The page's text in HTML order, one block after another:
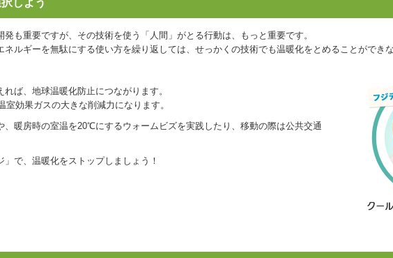
しよう
も重要ですが、その技術を使う「人間」がとる行動は、もっと重要です。
ルギーを無駄にする使い方を繰り返しては、せっかくの技術でも温暖化をとめることができ
ば、地球温暖化防止につながります。
効果ガスの大きな削減力になります。
暖房時の室温を20℃にするウォームビズを実践したり、移動の際は公共交通
で、温暖化をストップしましょう！